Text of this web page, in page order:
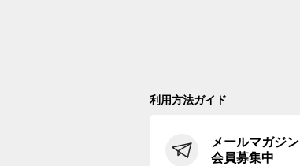
利用方法ガイド
メールマガジン
会員募集中